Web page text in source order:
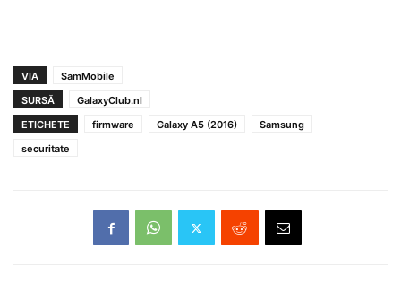
VIA
SamMobile
SURSĂ
GalaxyClub.nl
ETICHETE
firmware Galaxy A5 (2016)
Samsung
securitate